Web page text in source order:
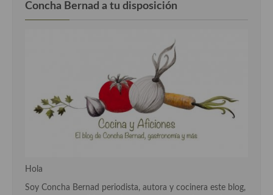
Concha Bernad a tu disposición
Hola
Soy Concha Bernad periodista, autora y cocinera este blog,